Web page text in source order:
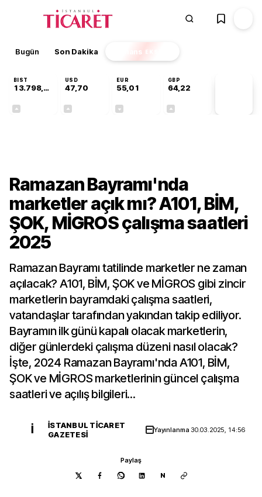
Bugün Son Dakika Finans EKSTRA
BIST
13.798,82
USD
47,70
EUR
55,01
GBP
64,22
Ramazan Bayramı'nda
marketler açık mı? A101, BİM,
ŞOK, MİGROS çalışma saatleri
2025
Ramazan Bayramı tatilinde marketler ne zaman
açılacak? A101, BİM, ŞOK ve MİGROS gibi zincir
marketlerin bayramdaki çalışma saatleri,
vatandaşlar tarafından yakından takip ediliyor.
Bayramın ilk günü kapalı olacak marketlerin,
diğer günlerdeki çalışma düzeni nasıl olacak?
İşte, 2024 Ramazan Bayramı'nda A101, BİM,
ŞOK ve MİGROS marketlerinin güncel çalışma
saatleri ve açılış bilgileri...
İ
İSTANBUL TICARET
GAZETESI
Yayınlanma 30.03.2025, 14:56
Paylaş
N